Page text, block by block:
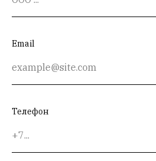
Email
Телефон